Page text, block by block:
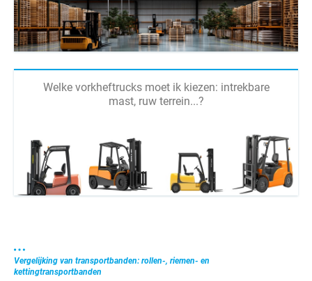
Welke vorkheftrucks moet ik kiezen: intrekbare
mast, ruw terrein...?
Vergelijking van transportbanden: rollen-, riemen- en
kettingtransportbanden